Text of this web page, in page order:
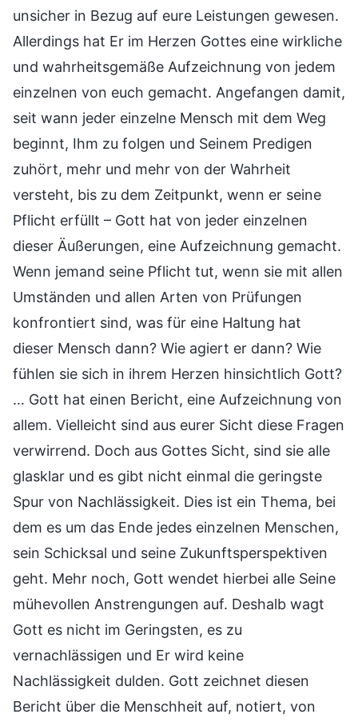
unsicher in Bezug auf eure Leistungen gewesen.
Allerdings hat Er im Herzen Gottes eine wirkliche
und wahrheitsgemäße Aufzeichnung von jedem
einzelnen von euch gemacht. Angefangen damit,
seit wann jeder einzelne Mensch mit dem Weg
beginnt, Ihm zu folgen und Seinem Predigen
zuhört, mehr und mehr von der Wahrheit
versteht, bis zu dem Zeitpunkt, wenn er seine
Pflicht erfüllt – Gott hat von jeder einzelnen
dieser Äußerungen, eine Aufzeichnung gemacht.
Wenn jemand seine Pflicht tut, wenn sie mit allen
Umständen und allen Arten von Prüfungen
konfrontiert sind, was für eine Haltung hat
dieser Mensch dann? Wie agiert er dann? Wie
fühlen sie sich in ihrem Herzen hinsichtlich Gott?
… Gott hat einen Bericht, eine Aufzeichnung von
allem. Vielleicht sind aus eurer Sicht diese Fragen
verwirrend. Doch aus Gottes Sicht, sind sie alle
glasklar und es gibt nicht einmal die geringste
Spur von Nachlässigkeit. Dies ist ein Thema, bei
dem es um das Ende jedes einzelnen Menschen,
sein Schicksal und seine Zukunftsperspektiven
geht. Mehr noch, Gott wendet hierbei alle Seine
mühevollen Anstrengungen auf. Deshalb wagt
Gott es nicht im Geringsten, es zu
vernachlässigen und Er wird keine
Nachlässigkeit dulden. Gott zeichnet diesen
Bericht über die Menschheit auf, notiert, von